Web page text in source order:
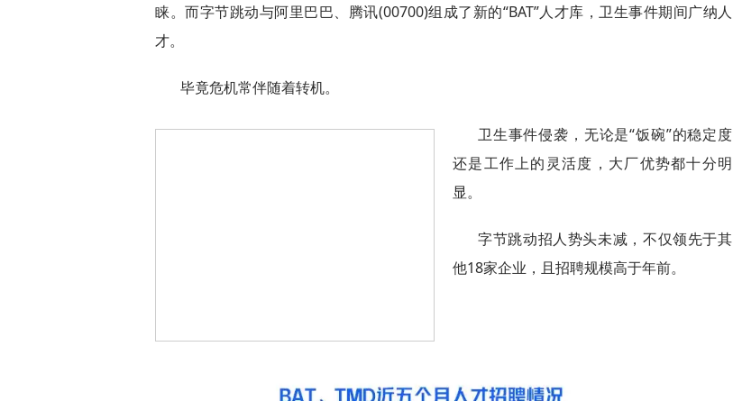
睐。而字节跳动与阿里巴巴、腾讯(00700)组成了新的“BAT”人才库，卫生事件期间广纳人
才。
毕竟危机常伴随着转机。
卫生事件侵袭，无论是“饭碗”的稳定度
还是工作上的灵活度，大厂优势都十分明
显。
字节跳动招人势头未减，不仅领先于其
他18家企业，且招聘规模高于年前。